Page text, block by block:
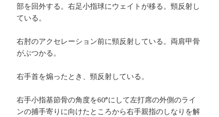
部を回外する。右足小指球にウェイトが移る。頸反射し
ている。
右肘のアクセレーション前に頸反射している。両肩甲骨
がぶつかる。
右手首を煽ったとき、頸反射している。
右手小指基節骨の角度を60°にして左打席の外側のライ
ンの捕手寄りに向けたところから右手親指のしなりを解